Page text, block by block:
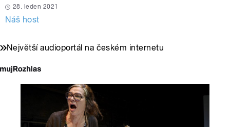
28. leden 2021
Náš host
Největší audioportál na českém internetu